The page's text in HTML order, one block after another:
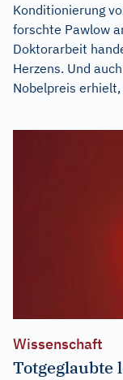
Konditionierung
forschte Pawlow
Doktorarbeit
Herzens. Und
Nobelpreis
Wissenschaft
Totgeglaubte